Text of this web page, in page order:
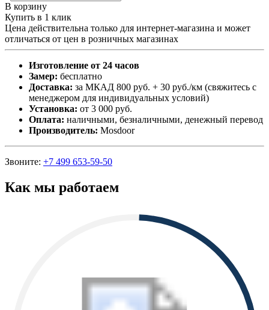
В корзину
Купить в 1 клик
Цена действительна только для интернет-магазина и может
отличаться от цен в розничных магазинах
Изготовление от 24 часов
Замер: бесплатно
Доставка: за МКАД 800 руб. + 30 руб./км (свяжитесь с
менеджером для индивидуальных условий)
Установка: от 3 000 руб.
Оплата: наличными, безналичными, денежный перевод
Производитель: Mosdoor
Звоните: +7 499 653-59-50
Как мы работаем